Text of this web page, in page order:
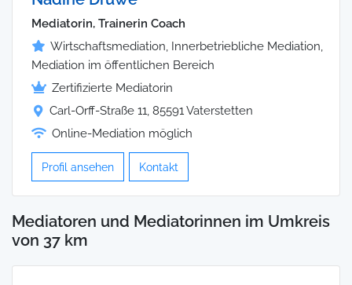
Mediatorin, Trainerin Coach
Wirtschaftsmediation, Innerbetriebliche Mediation,
Mediation im öffentlichen Bereich
Zertifizierte Mediatorin
Carl-Orff-Straße 11, 85591 Vaterstetten
Online-Mediation möglich
Profil ansehen Kontakt
Mediatoren und Mediatorinnen im Umkreis
von 37 km